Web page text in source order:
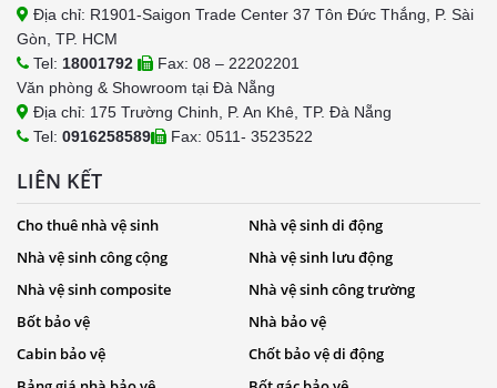
Địa chỉ: R1901-Saigon Trade Center 37 Tôn Đức Thắng, P. Sài
Gòn, TP. HCM
Tel: 18001792
Fax: 08 – 22202201
Văn phòng & Showroom tại Đà Nẵng
Địa chỉ: 175 Trường Chinh, P. An Khê, TP. Đà Nẵng
Tel: 0916258589 Fax: 0511- 3523522
LIÊN KẾT
Cho thuê nhà vệ sinh
Nhà vệ sinh di động
Nhà vệ sinh công cộng
Nhà vệ sinh lưu động
Nhà vệ sinh composite
Nhà vệ sinh công trường
Bốt bảo vệ
Nhà bảo vệ
Cabin bảo vệ
Chốt bảo vệ di động